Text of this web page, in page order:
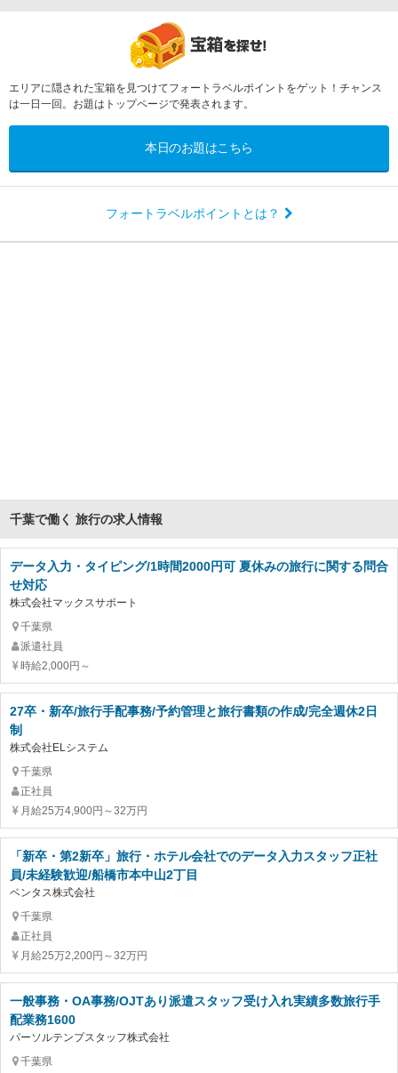
エリアに隠された宝箱を見つけてフォートラベルポイントをゲット！チャンス
は一日一回。お題はトップページで発表されます。
本日のお題はこちら
フォートラベルポイントとは？
千葉で働く 旅行の求人情報
データ入力・タイピング/1時間2000円可 夏休みの旅行に関する問合
せ対応
株式会社マックスサポート
千葉県
派遣社員
時給2,000円～
27卒・新卒/旅行手配事務/予約管理と旅行書類の作成/完全週休2日
制
株式会社ELシステム
千葉県
正社員
月給25万4,900円～32万円
「新卒・第2新卒」旅行・ホテル会社でのデータ入力スタッフ正社
員/未経験歓迎/船橋市本中山2丁目
ベンタス株式会社
千葉県
正社員
月給25万2,200円～32万円
一般事務・OA事務/OJTあり派遣スタッフ受け入れ実績多数旅行手
配業務1600
パーソルテンプスタッフ株式会社
千葉県